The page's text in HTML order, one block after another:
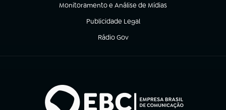
Monitoramento e Análise de Mídias
(abre em nova aba)
Publicidade Legal
(abre em nova aba)
Rádio Gov
(abre em nova aba)